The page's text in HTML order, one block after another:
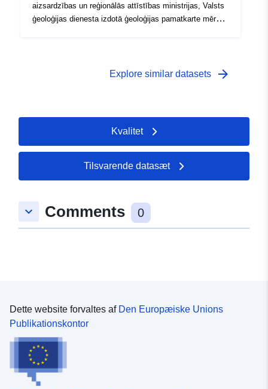
aizsardzības un reģionālās attīstības ministrijas, Valsts
ģeoloģijas dienesta izdotā ģeoloģijas pamatkarte mērogā
noformējumu) (https://geolatvija.lv/main?
Explore similar datasets arrow_forward
Kvalitet
Tilsvarende datasæt
keyboard_arrow_down Comments 0
Dette website forvaltes af Den Europæiske Unions
Publikationskontor